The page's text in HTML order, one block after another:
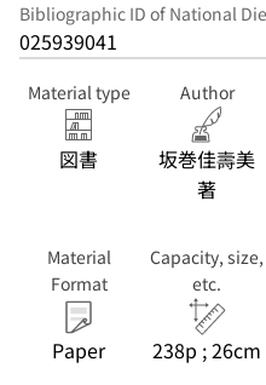
Bibliographic ID of National
025939041
Material type
図書
Author
坂巻佳壽美
著
Material
Format
Paper
Capacity, size,
etc.
238p ; 26cm